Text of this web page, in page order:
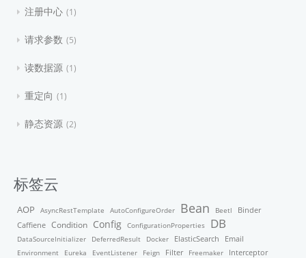
注册中心 1
请求参数 5
读数据源 1
重定向 1
静态资源 2
标签云
AOP AsyncRestTemplate AutoConfigureOrder Bean Beetl
Binder
Caffiene Condition Config ConfigurationProperties DB
DataSourceInitializer DeferredResult Docker ElasticSearch
Email
Environment
Eureka EventListener Feign Filter Freemaker Interceptor